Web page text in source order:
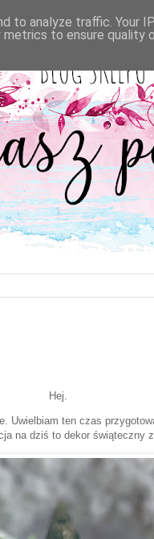
Hej.
Uwielbiam ten czas
na dziś to dekor świąteczny
to analyze traffic. Your
to ensure quality